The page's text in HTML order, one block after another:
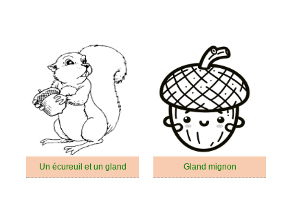
Un écureuil et un gland Gland mignon